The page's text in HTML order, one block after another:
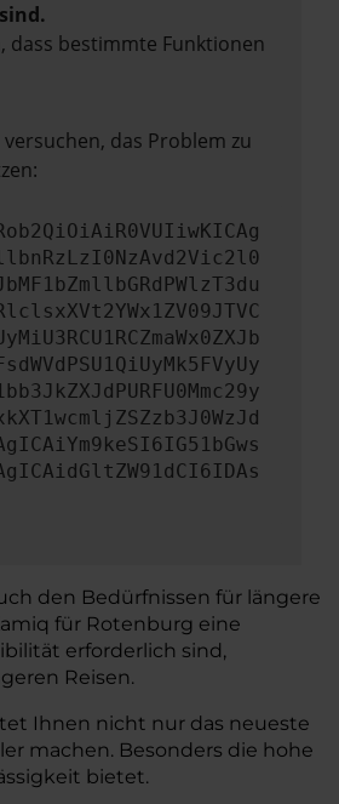
dass bestimmte Funktionen
das Problem zu
den Bedürfnissen für längere
für Rotenburg eine
erforderlich sind,
Reisen.
Ihnen nicht nur das neueste
machen. Besonders die hohe
bietet.